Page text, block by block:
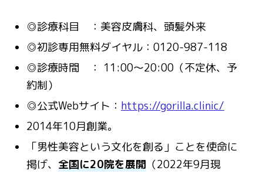
◎診療科目 ：美容皮膚科、頭髪外来
◎初診専用無料ダイヤル：0120-987-118
◎診療時間 ： 11:00～20:00（不定休、予
約制）
◎公式Webサイト： https://gorilla.clinic/
2014年10月創業。
「男性美容という文化を創る」ことを使命に
掲げ、 全国に20院を展開 （2022年9月現